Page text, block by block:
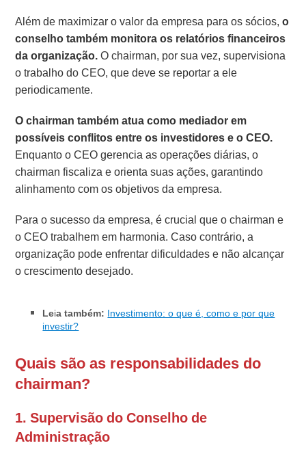
Além de maximizar o valor da empresa para os sócios,o
conselho também monitora os relatórios financeiros
da organização.O chairman, por sua vez, supervisiona
o trabalho do CEO, que deve se reportar a ele
periodicamente.
O chairman também atua como mediador em
possíveis conflitos entre os investidores e o CEO.
Enquanto o CEO gerencia as operações diárias, o
chairman fiscaliza e orienta suas ações, garantindo
alinhamento com os objetivos da empresa.
Para o sucesso da empresa, é crucial que o chairman e
o CEO trabalhem em harmonia. Caso contrário, a
organização pode enfrentar dificuldades e não alcançar
o crescimento desejado.
Leia também: Investimento: o que é, como e por que
investir?
Quais são as responsabilidades do
chairman?
1. Supervisão do Conselho de
Administração